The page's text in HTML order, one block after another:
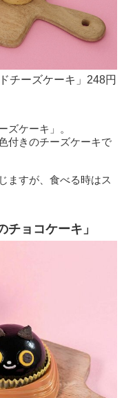
チーズケーキ」248円
ズケーキ」。
付きのチーズケーキで
ますが、食べる時はス
ョコケーキ」